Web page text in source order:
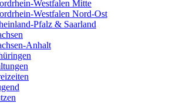
Westfalen Mitte
Westfalen Nord-Ost
Pfalz & Saarland
Anhalt